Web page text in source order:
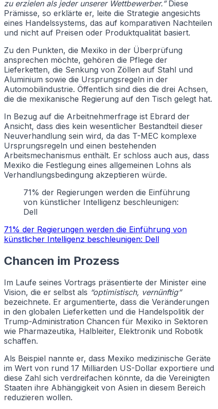
zu erzielen als jeder unserer Wettbewerber.”Diese
Prämisse, so erklärte er, leite die Strategie angesichts
eines Handelssystems, das auf komparativen Nachteilen
und nicht auf Preisen oder Produktqualität basiert.
Zu den Punkten, die Mexiko in der Überprüfung
ansprechen möchte, gehören die Pflege der
Lieferketten, die Senkung von Zöllen auf Stahl und
Aluminium sowie die Ursprungsregeln in der
Automobilindustrie. Öffentlich sind dies die drei Achsen,
die die mexikanische Regierung auf den Tisch gelegt hat.
In Bezug auf die Arbeitnehmerfrage ist Ebrard der
Ansicht, dass dies kein wesentlicher Bestandteil dieser
Neuverhandlung sein wird, da das T-MEC komplexe
Ursprungsregeln und einen bestehenden
Arbeitsmechanismus enthält. Er schloss auch aus, dass
Mexiko die Festlegung eines allgemeinen Lohns als
Verhandlungsbedingung akzeptieren würde.
71% der Regierungen werden die Einführung
von künstlicher Intelligenz beschleunigen:
Dell
71% der Regierungen werden die Einführung von
künstlicher Intelligenz beschleunigen: Dell
Chancen im Prozess
Im Laufe seines Vortrags präsentierte der Minister eine
Vision, die er selbst als “optimistisch, vernünftig”
bezeichnete. Er argumentierte, dass die Veränderungen
in den globalen Lieferketten und die Handelspolitik der
Trump-Administration Chancen für Mexiko in Sektoren
wie Pharmazeutika, Halbleiter, Elektronik und Robotik
schaffen.
Als Beispiel nannte er, dass Mexiko medizinische Geräte
im Wert von rund 17 Milliarden US-Dollar exportiere und
diese Zahl sich verdreifachen könnte, da die Vereinigten
Staaten ihre Abhängigkeit von Asien in diesem Bereich
reduzieren wollen.